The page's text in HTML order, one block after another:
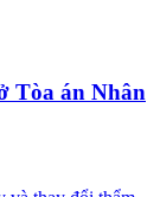
Tòa án Nhân